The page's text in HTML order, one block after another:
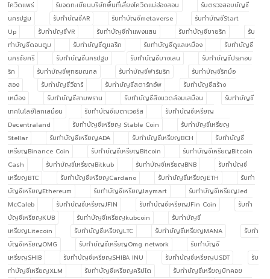
โควิดแพร่
รับจดทะเบียนบริษัทพื้นที่เสี่ยงโควิดแม่ฮ่องสอน
รับตรวจสอบบัญชี
นครปฐม
รับทำบัญชีAR รับทำบัญชีmetaverse
รับทำบัญชีStart
Up
รับทำบัญชีVR รับทำบัญชีกำแพงแสน รับทำบัญชีขายริก
รับ
ทำบัญชีดอนตูม
รับทำบัญชีดูแลริก รับทำบัญชีดูแลเหมือง
รับทำบัญชี
นครชัยศรี
รับทำบัญชีนครปฐม รับทำบัญชีบางเลน
รับทำบัญชีประกอบ
ริก
รับทำบัญชีพุทธมณฑล รับทำบัญชีฟาร์มริก
รับทำบัญชีริกมือ
สอง
รับทำบัญชีวีอาร์ รับทำบัญชีสตาร์ทอัพ
รับทำบัญชีสร้าง
เหมือง
รับทำบัญชีสามพราน รับทำบัญชีสิ่งแวดล้อมเสมือน
รับทำบัญชี
เทคโนโลยีโลกเสมือน
รับทำบัญชีเมตาเวอร์ส
รับทำบัญชีเหรียญ
Decentraland
รับทำบัญชีเหรียญ Stable Coin
รับทำบัญชีเหรียญ
Stellar
รับทำบัญชีเหรียญADA รับทำบัญชีเหรียญBCH
รับทำบัญชี
เหรียญBinance Coin
รับทำบัญชีเหรียญBitcoin
รับทำบัญชีเหรียญBitcoin
Cash
รับทำบัญชีเหรียญBitkub รับทำบัญชีเหรียญBNB
รับทำบัญชี
เหรียญBTC
รับทำบัญชีเหรียญCardano รับทำบัญชีเหรียญETH
รับทำ
บัญชีเหรียญEthereum
รับทำบัญชีเหรียญJaymart
รับทำบัญชีเหรียญJed
McCaleb
รับทำบัญชีเหรียญJFIN รับทำบัญชีเหรียญJFin Coin
รับทำ
บัญชีเหรียญKUB
รับทำบัญชีเหรียญkubcoin
รับทำบัญชี
เหรียญLitecoin
รับทำบัญชีเหรียญLTC รับทำบัญชีเหรียญMANA
รับทำ
บัญชีเหรียญOMG
รับทำบัญชีเหรียญOmg network
รับทำบัญชี
เหรียญSHIB
รับทำบัญชีเหรียญSHIBA INU รับทำบัญชีเหรียญUSDT
รับ
ทำบัญชีเหรียญXLM
รับทำบัญชีเหรียญคริปโต
รับทำบัญชีเหรียญบิทคอย